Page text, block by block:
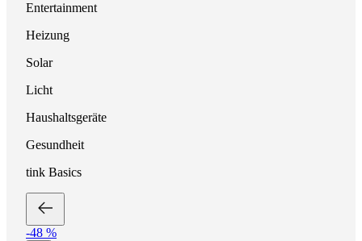
Entertainment
Heizung
Solar
Licht
Haushaltsgeräte
Gesundheit
tink Basics
-48 %